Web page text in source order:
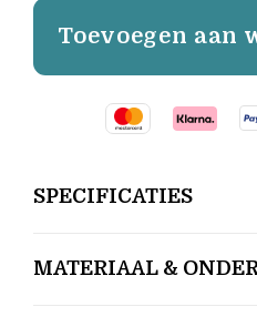
Toevoegen aan
SPECIFICATIES
MATERIAAL &